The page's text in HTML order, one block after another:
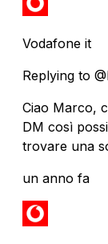
Vodafone it
Replying to
Ciao Marco,
DM così
trovare una
un anno fa